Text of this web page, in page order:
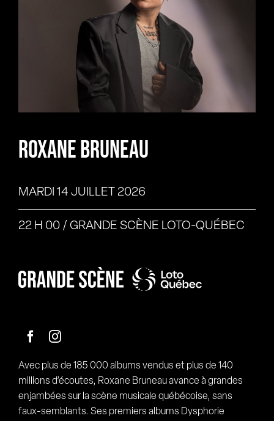
ROXANE BRUNEAU
MARDI 14 JUILLET 2026
22 H 00 / GRANDE SCÈNE LOTO-QUÉBEC
FacebookInstagram
Avec plus de 185 000 albums vendus et plus de 140
millions d’écoutes, Roxane Bruneau avance à grandes
enjambées sur la scène musicale québécoise, sans
faux-semblants. Ses premiers albums Dysphorie